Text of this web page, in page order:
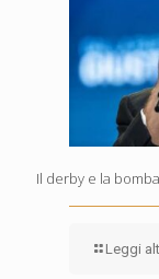
Il derby e la bomba
Leggi